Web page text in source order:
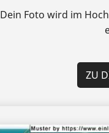
Dein Foto wird im
ZU